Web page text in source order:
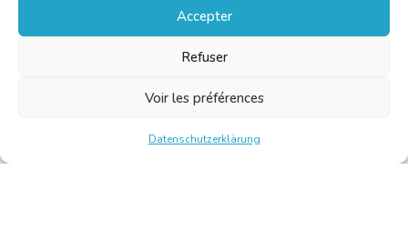
Accepter
Refuser
Voir les préférences
Datenschutzerklärung